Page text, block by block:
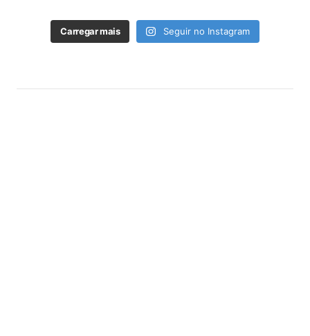
Carregar mais Seguir no Instagram